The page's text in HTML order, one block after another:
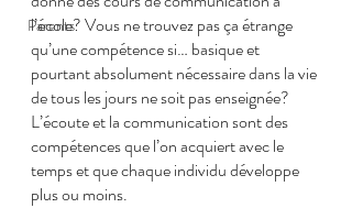
Parents
l’école? Vous ne trouvez pas ça étrange
qu’une compétence si… basique et
pourtant absolument nécessaire dans la vie
de tous les jours ne soit pas enseignée?
L’écoute et la communication sont des
compétences que l’on acquiert avec le
temps et que chaque individu développe
plus ou moins.